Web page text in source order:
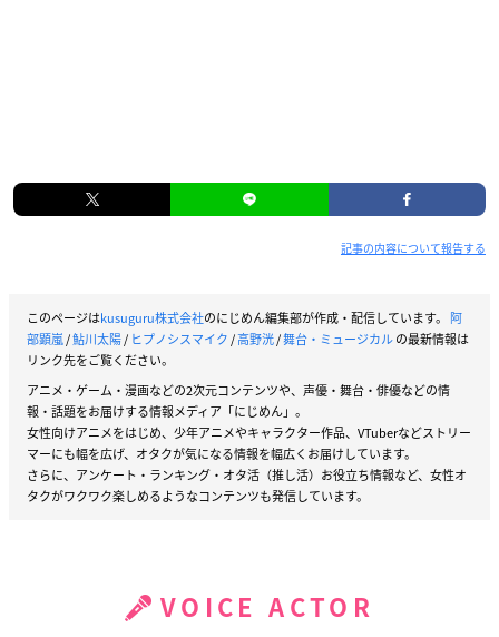
記事の内容について報告する
このページはkusuguru株式会社のにじめん編集部が作成・配信しています。 阿
部顕嵐/鮎川太陽/ ヒプノシスマイク/高野洸/舞台・ミュージカルの最新情報は
リンク先をご覧ください。
アニメ・ゲーム・漫画などの2次元コンテンツや、声優・舞台・俳優などの情
報・話題をお届けする情報メディア「にじめん」。
女性向けアニメをはじめ、少年アニメやキャラクター作品、VTuberなどストリー
マーにも幅を広げ、オタクが気になる情報を幅広くお届けしています。
さらに、アンケート・ランキング・オタ活（推し活）お役立ち情報など、女性オ
タクがワクワク楽しめるようなコンテンツも発信しています。
VOICE ACTOR